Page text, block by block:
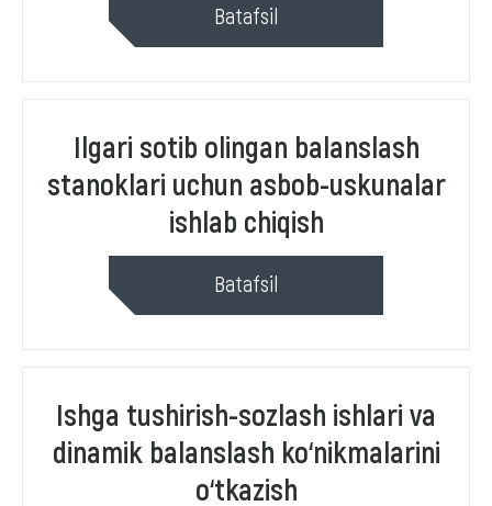
Batafsil
Ilgari sotib olingan balanslash
stanoklari uchun asbob-uskunalar
ishlab chiqish
Batafsil
Ishga tushirish-sozlash ishlari va
dinamik balanslash ko‘nikmalarini
o‘tkazish